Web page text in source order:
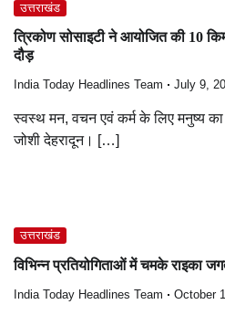
उत्तराखंड
त्रिकोण सोसाइटी ने आयोजित की 10
दौड़
India Today Headlines Team July 9,
स्वस्थ मन, वचन एवं कर्म के लिए मनुष्य का
जोशी देहरादून। […]
उत्तराखंड
विभिन्न प्रतियोगिताओं में चमके राइका
India Today Headlines Team October